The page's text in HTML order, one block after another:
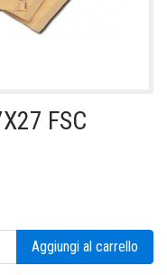
FSC
Aggiungi al carrello